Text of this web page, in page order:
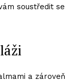
soustředit se
a zároveň